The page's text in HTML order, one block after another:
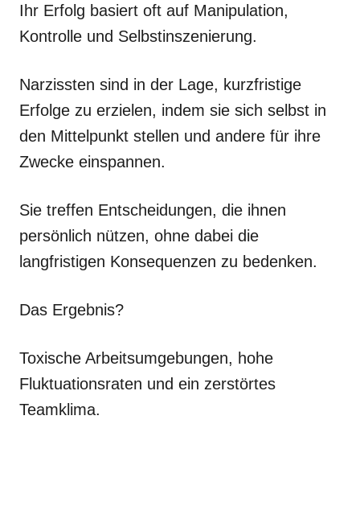
Ihr Erfolg basiert oft auf Manipulation,
Kontrolle und Selbstinszenierung.
Narzissten sind in der Lage, kurzfristige
Erfolge zu erzielen, indem sie sich selbst in
den Mittelpunkt stellen und andere für ihre
Zwecke einspannen.
Sie treffen Entscheidungen, die ihnen
persönlich nützen, ohne dabei die
langfristigen Konsequenzen zu bedenken.
Das Ergebnis?
Toxische Arbeitsumgebungen, hohe
Fluktuationsraten und ein zerstörtes
Teamklima.